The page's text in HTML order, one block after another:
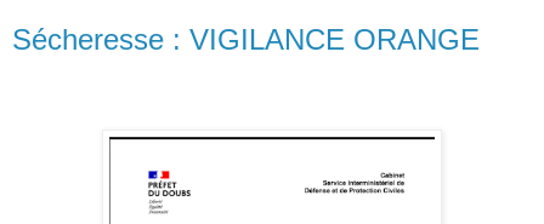
Sécheresse : VIGILANCE ORANGE